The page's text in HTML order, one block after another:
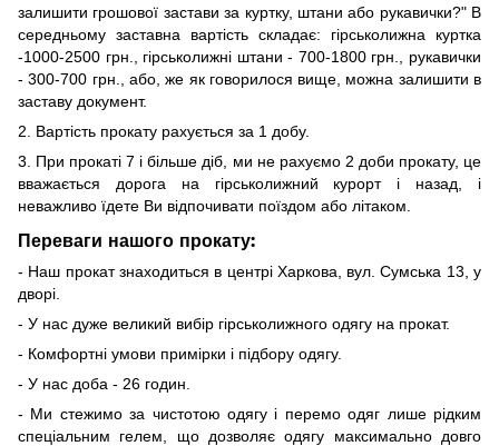
залишити грошової застави за куртку, штани або рукавички?" В
середньому заставна вартість складає: гірськолижна куртка
-1000-2500 грн., гірськолижні штани - 700-1800 грн., рукавички
- 300-700 грн., або, же як говорилося вище, можна залишити в
заставу документ.
2. Вартість прокату рахується за 1 добу.
3. При прокаті 7 і більше діб, ми не рахуємо 2 доби прокату, це
вважається дорога на гірськолижний курорт і назад, і
неважливо їдете Ви відпочивати поїздом або літаком.
Переваги нашого прокату:
- Наш прокат знаходиться в центрі Харкова, вул. Сумська 13, у
дворі.
- У нас дуже великий вибір гірськолижного одягу на прокат.
- Комфортні умови примірки і підбору одягу.
- У нас доба - 26 годин.
- Ми стежимо за чистотою одягу і перемо одяг лише рідким
спеціальним гелем, що дозволяє одягу максимально довго